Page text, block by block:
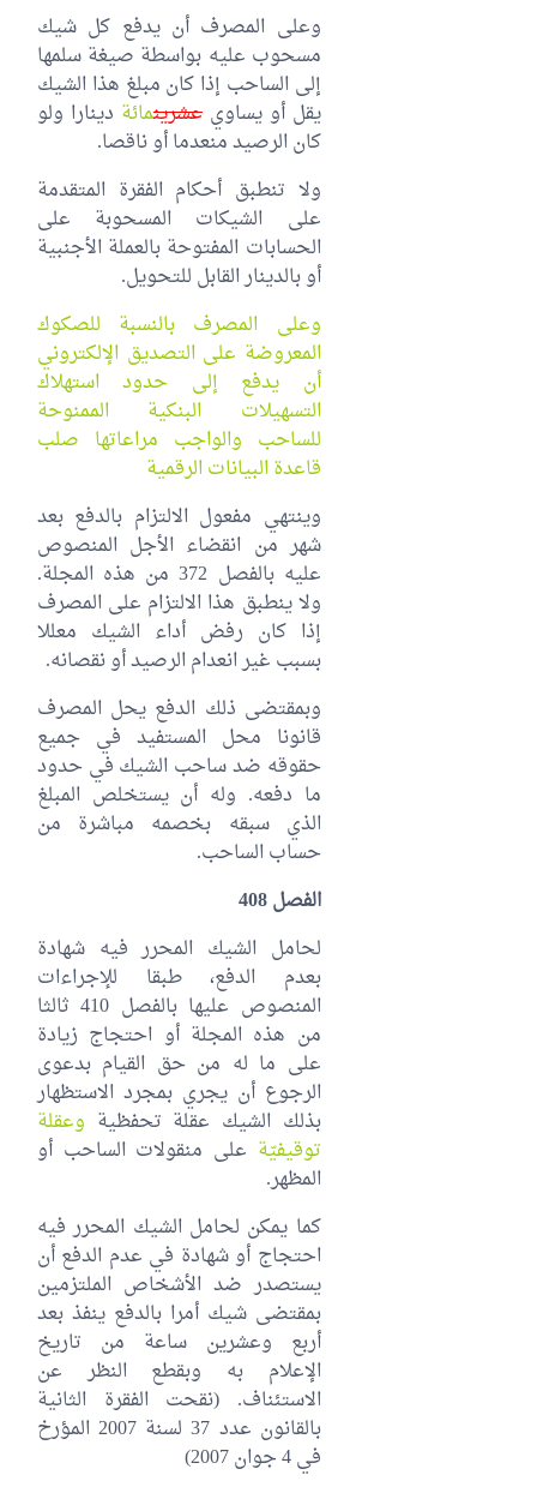
وعلى المصرف أن يدفع كل شيك
مسحوب عليه بواسطة صيغة سلمها
إلى الساحب إذا كان مبلغ هذا الشيك
يقل أو يساويعشرينمائة دينارا ولو
كان الرصيد منعدما أو ناقصا.
ولا تنطبق أحكام الفقرة المتقدمة
على الشيكات المسحوبة على
الحسابات المفتوحة بالعملة الأجنبية
أو بالدينار القابل للتحويل.
وعلى المصرف بالنسبة للصكوك
المعروضة على التصديق الإلكتروني
أن يدفع إلى حدود استهلاك
التسهيلات البنكية الممنوحة
للساحب والواجب مراعاتها صلب
قاعدة البيانات الرقمية
وينتهي مفعول الالتزام بالدفع بعد
شهر من انقضاء الأجل المنصوص
عليه بالفصل 372 من هذه المجلة.
ولا ينطبق هذا الالتزام على المصرف
إذا كان رفض أداء الشيك معللا
بسبب غير انعدام الرصيد أو نقصانه.
وبمقتضى ذلك الدفع يحل المصرف
قانونا محل المستفيد في جميع
حقوقه ضد ساحب الشيك في حدود
ما دفعه. وله أن يستخلص المبلغ
الذي سبقه بخصمه مباشرة من
حساب الساحب.
الفصل 408
لحامل الشيك المحرر فيه شهادة
بعدم الدفع، طبقا للإجراءات
المنصوص عليها بالفصل 410 ثالثا
من هذه المجلة أو احتجاج زيادة
على ما له من حق القيام بدعوى
الرجوع أن يجري بمجرد الاستظهار
بذلك الشيك عقلة تحفظية وعقلة
توقيفيّة على منقولات الساحب أو
المظهر.
كما يمكن لحامل الشيك المحرر فيه
احتجاج أو شهادة في عدم الدفع أن
يستصدر ضد الأشخاص الملتزمين
بمقتضى شيك أمرا بالدفع ينفذ بعد
أربع وعشرين ساعة من تاريخ
الإعلام به وبقطع النظر عن
الاستئناف. (نقحت الفقرة الثانية
بالقانون عدد 37 لسنة 2007 المؤرخ
في 4 جوان 2007‏)